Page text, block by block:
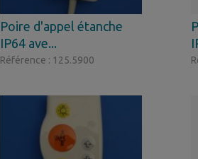
Poire d'appel étanche
IP64 ave...
Référence : 125.5900